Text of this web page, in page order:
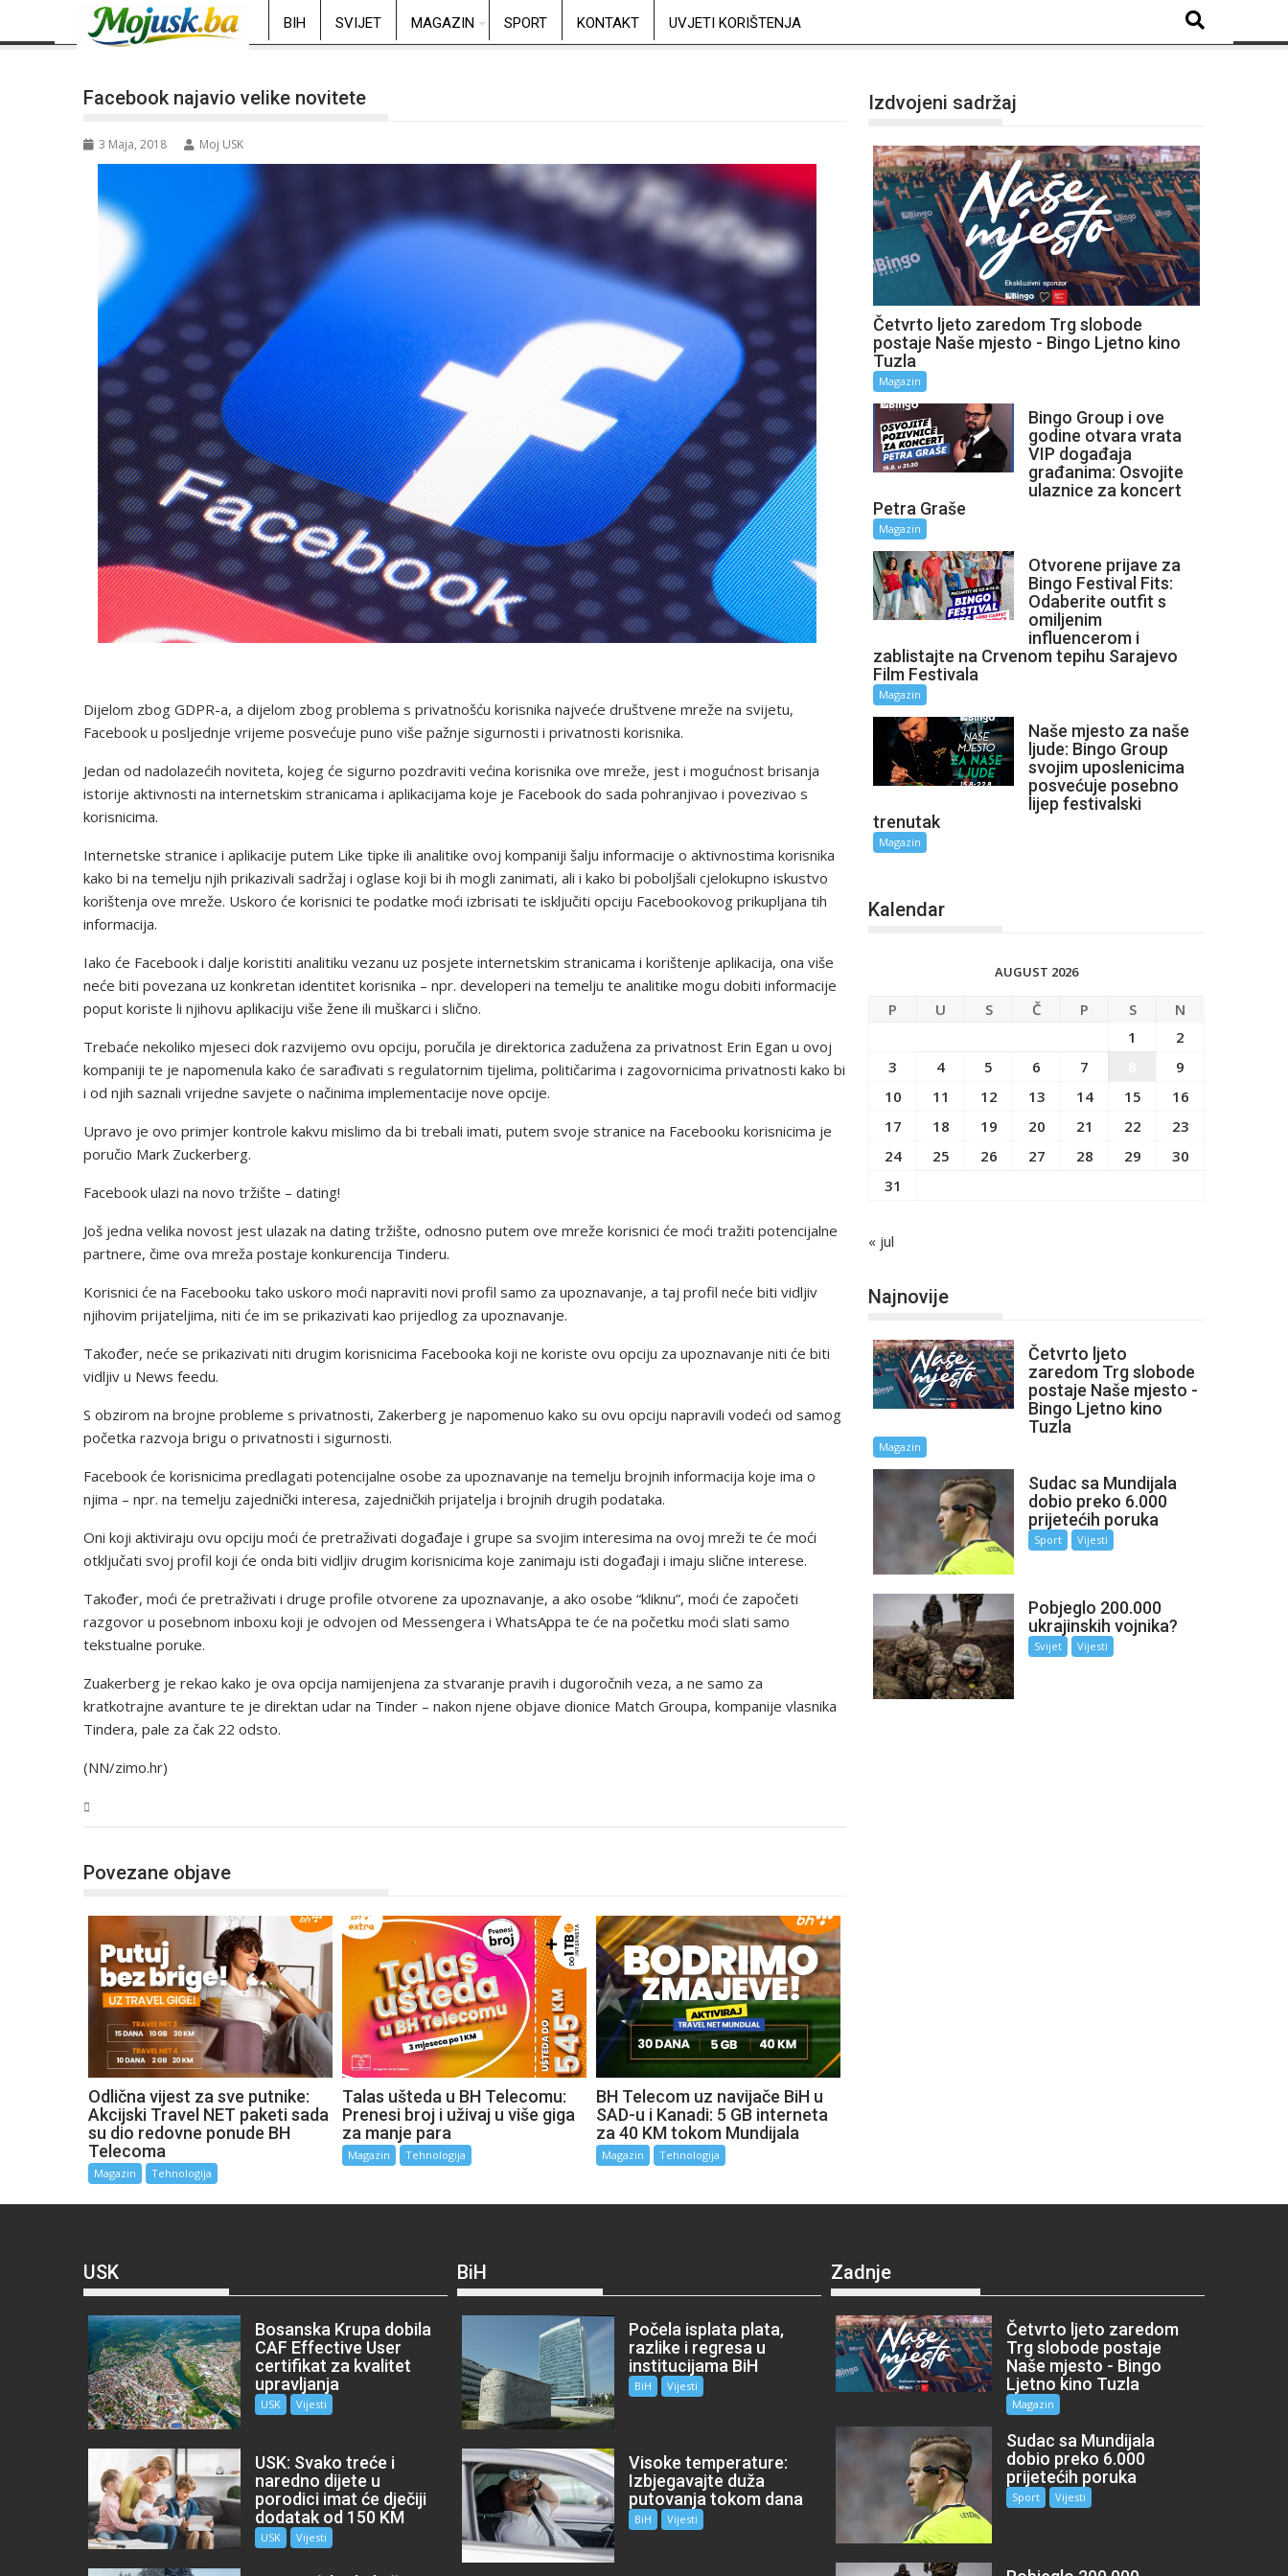
BIH SVIJET MAGAZIN SPORT KONTAKT UVJETI KORIŠTENJA
Facebook najavio velike novitete
3 Maja, 2018 Moj USK
Dijelom zbog GDPR-a, a dijelom zbog problema s privatnošću korisnika najveće društvene mreže na svijetu,
Facebook u posljednje vrijeme posvećuje puno više pažnje sigurnosti i privatnosti korisnika.
Jedan od nadolazećih noviteta, kojeg će sigurno pozdraviti većina korisnika ove mreže, jest i mogućnost brisanja
istorije aktivnosti na internetskim stranicama i aplikacijama koje je Facebook do sada pohranjivao i povezivao s
korisnicima.
Internetske stranice i aplikacije putem Like tipke ili analitike ovoj kompaniji šalju informacije o aktivnostima korisnika
kako bi na temelju njih prikazivali sadržaj i oglase koji bi ih mogli zanimati, ali i kako bi poboljšali cjelokupno iskustvo
korištenja ove mreže. Uskoro će korisnici te podatke moći izbrisati te isključiti opciju Facebookovog prikupljana tih
informacija.
Iako će Facebook i dalje koristiti analitiku vezanu uz posjete internetskim stranicama i korištenje aplikacija, ona više
neće biti povezana uz konkretan identitet korisnika – npr. developeri na temelju te analitike mogu dobiti informacije
poput koriste li njihovu aplikaciju više žene ili muškarci i slično.
Trebaće nekoliko mjeseci dok razvijemo ovu opciju, poručila je direktorica zadužena za privatnost Erin Egan u ovoj
kompaniji te je napomenula kako će sarađivati s regulatornim tijelima, političarima i zagovornicima privatnosti kako bi
i od njih saznali vrijedne savjete o načinima implementacije nove opcije.
Upravo je ovo primjer kontrole kakvu mislimo da bi trebali imati, putem svoje stranice na Facebooku korisnicima je
poručio Mark Zuckerberg.
Facebook ulazi na novo tržište – dating!
Još jedna velika novost jest ulazak na dating tržište, odnosno putem ove mreže korisnici će moći tražiti potencijalne
partnere, čime ova mreža postaje konkurencija Tinderu.
Korisnici će na Facebooku tako uskoro moći napraviti novi profil samo za upoznavanje, a taj profil neće biti vidljiv
njihovim prijateljima, niti će im se prikazivati kao prijedlog za upoznavanje.
Također, neće se prikazivati niti drugim korisnicima Facebooka koji ne koriste ovu opciju za upoznavanje niti će biti
vidljiv u News feedu.
S obzirom na brojne probleme s privatnosti, Zakerberg je napomenuo kako su ovu opciju napravili vodeći od samog
početka razvoja brigu o privatnosti i sigurnosti.
Facebook će korisnicima predlagati potencijalne osobe za upoznavanje na temelju brojnih informacija koje ima o
njima – npr. na temelju zajednički interesa, zajedničkih prijatelja i brojnih drugih podataka.
Oni koji aktiviraju ovu opciju moći će pretraživati događaje i grupe sa svojim interesima na ovoj mreži te će moći
otključati svoj profil koji će onda biti vidljiv drugim korisnicima koje zanimaju isti događaji i imaju slične interese.
Također, moći će pretraživati i druge profile otvorene za upoznavanje, a ako osobe “kliknu”, moći će započeti
razgovor u posebnom inboxu koji je odvojen od Messengera i WhatsAppa te će na početku moći slati samo
tekstualne poruke.
Zuakerberg je rekao kako je ova opcija namijenjena za stvaranje pravih i dugoročnih veza, a ne samo za
kratkotrajne avanture te je direktan udar na Tinder – nakon njene objave dionice Match Groupa, kompanije vlasnika
Tindera, pale za čak 22 odsto.
(NN/zimo.hr)
Povezane objave
Odlična vijest za sve putnike:
Akcijski Travel NET paketi sada
su dio redovne ponude BH
Telecoma
Magazin Tehnologija
Talas ušteda u BH Telecomu:
Prenesi broj i uživaj u više giga
za manje para
Magazin Tehnologija
BH Telecom uz navijače BiH u
SAD-u i Kanadi: 5 GB interneta
za 40 KM tokom Mundijala
Magazin Tehnologija
Izdvojeni sadržaj
Četvrto ljeto zaredom Trg slobode
postaje Naše mjesto - Bingo Ljetno kino
Tuzla
Magazin
Bingo Group i ove
godine otvara vrata
VIP događaja
građanima: Osvojite
ulaznice za koncert
Petra Graše
Magazin
Otvorene prijave za
Bingo Festival Fits:
Odaberite outfit s
omiljenim
influencerom i
zablistajte na Crvenom tepihu Sarajevo
Film Festivala
Magazin
Naše mjesto za naše
ljude: Bingo Group
svojim uposlenicima
posvećuje posebno
lijep festivalski
trenutak
Magazin
Kalendar
AUGUST 2026
P U S Č P S
N
1
2
3
4 5 6 7
9
10
11 12 13 14 15
16
17
18 19 20 21 22
23
24
25 26 27 28 29
30
31
« jul
Najnovije
Četvrto ljeto
zaredom Trg slobode
postaje Naše mjesto -
Bingo Ljetno kino
Tuzla
Magazin
Sudac sa Mundijala
dobio preko 6.000
prijetećih poruka
Sport Vijesti
Pobjeglo 200.000
ukrajinskih vojnika?
Svijet Vijesti
USK
Bosanska Krupa dobila
CAF Effective User
certifikat za kvalitet
upravljanja
USK Vijesti
USK: Svako treće i
naredno dijete u
porodici imat će dječiji
dodatak od 150 KM
USK Vijesti
BiH
Počela isplata plata,
razlike i regresa u
institucijama BiH
BiH Vijesti
Visoke temperature:
Izbjegavajte duža
putovanja tokom dana
BiH Vijesti
Zadnje
Četvrto ljeto zaredom
Trg slobode postaje
Naše mjesto - Bingo
Ljetno kino Tuzla
Magazin
Sudac sa Mundijala
dobio preko 6.000
prijetećih poruka
Sport Vijesti